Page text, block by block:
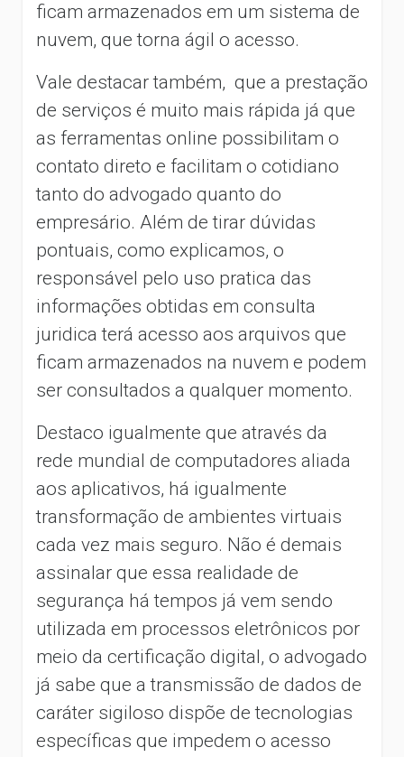
ficam armazenados em um sistema de
nuvem, que torna ágil o acesso.
Vale destacar também, que a prestação
de serviços é muito mais rápida já que
as ferramentas online possibilitam o
contato direto e facilitam o cotidiano
tanto do advogado quanto do
empresário. Além de tirar dúvidas
pontuais, como explicamos, o
responsável pelo uso pratica das
informações obtidas em consulta
juridica terá acesso aos arquivos que
ficam armazenados na nuvem e podem
ser consultados a qualquer momento.
Destaco igualmente que através da
rede mundial de computadores aliada
aos aplicativos, há igualmente
transformação de ambientes virtuais
cada vez mais seguro. Não é demais
assinalar que essa realidade de
segurança há tempos já vem sendo
utilizada em processos eletrônicos por
meio da certificação digital, o advogado
já sabe que a transmissão de dados de
caráter sigiloso dispõe de tecnologias
específicas que impedem o acesso